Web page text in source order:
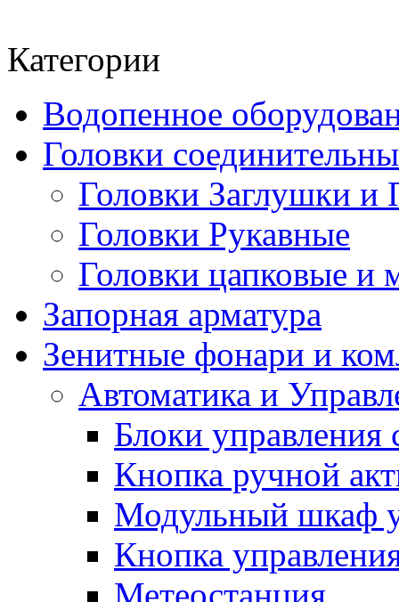
Категории
Водопенное
Головки
Головки Заглушки и
Головки Рукавные
Головки цапковые и
Запорная арматура
Зенитные фонари и
Автоматика и
Блоки
Кнопка ручной
Модульный шкаф
Кнопка
Метеостанция